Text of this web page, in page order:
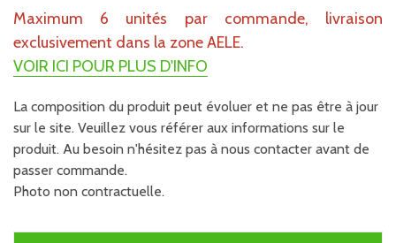
Maximum 6 unités par commande, livraison
exclusivement dans la zone AELE.
VOIR ICI POUR PLUS D'INFO
La composition du produit peut évoluer et ne pas être à jour
sur le site. Veuillez vous référer aux informations sur le
produit. Au besoin n'hésitez pas à nous contacter avant de
passer commande.
Photo non contractuelle.